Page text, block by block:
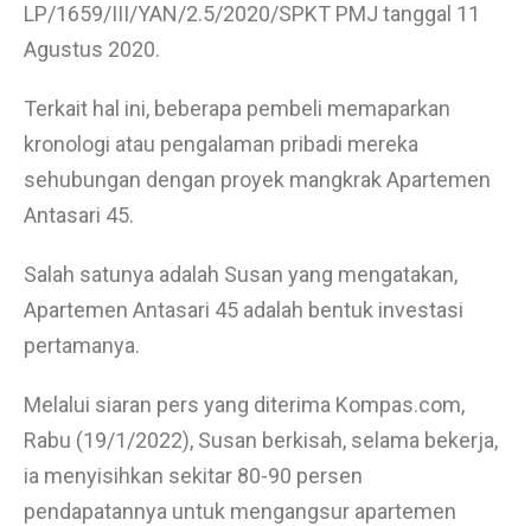
LP/1659/III/YAN/2.5/2020/SPKT PMJ tanggal 11
Agustus 2020.
Terkait hal ini, beberapa pembeli memaparkan
kronologi atau pengalaman pribadi mereka
sehubungan dengan proyek mangkrak Apartemen
Antasari 45.
Salah satunya adalah Susan yang mengatakan,
Apartemen Antasari 45 adalah bentuk investasi
pertamanya.
Melalui siaran pers yang diterima Kompas.com,
Rabu (19/1/2022), Susan berkisah, selama bekerja,
ia menyisihkan sekitar 80-90 persen
pendapatannya untuk mengangsur apartemen